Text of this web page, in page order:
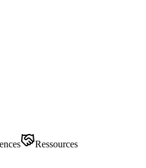
Ressources